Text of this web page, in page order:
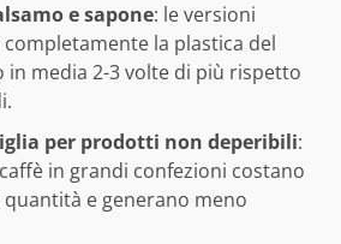
e sapone: le versioni
la plastica del
in media 2-3 volte di più rispetto
per prodotti non deperibili:
in grandi confezioni costano
e generano meno